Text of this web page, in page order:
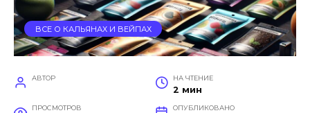
ВСЕ О КАЛЬЯНАХ И ВЕЙПАХ
АВТОР НА ЧТЕНИЕ
2 мин
ПРОСМОТРОВ ОПУБЛИКОВАНО